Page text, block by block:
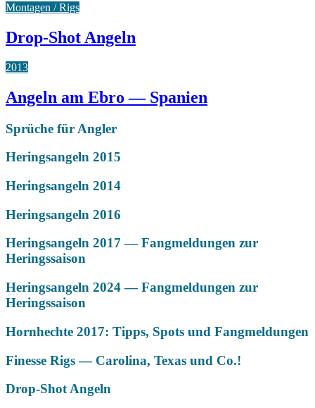
Montagen / Rigs
Drop-Shot Angeln
2013
Angeln am Ebro — Spanien
Sprüche für Angler
Heringsangeln 2015
Heringsangeln 2014
Heringsangeln 2016
Heringsangeln 2017 — Fangmeldungen zur
Heringssaison
Heringsangeln 2024 — Fangmeldungen zur
Heringssaison
Hornhechte 2017: Tipps, Spots und Fangmeldungen
Finesse Rigs — Carolina, Texas und Co.!
Drop-Shot Angeln